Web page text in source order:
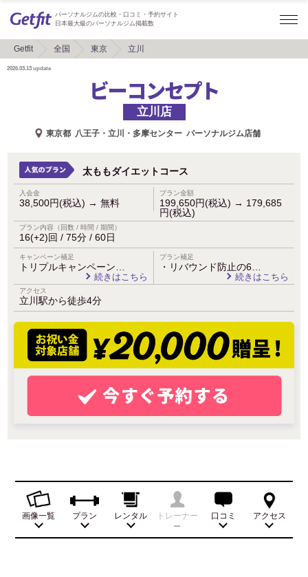
パーソナルジムの比較・口コミ・予約サイト
日本最大級のパーソナルジム掲載数
Getfit 全国 東京 立川
2026.03.13 update
ビーコンセプト
立川店
東京都 八王子・立川・多摩センター パーソナルジム店舗
太ももダイエットコース
入会金
38,500円(税込) → 無料
プラン金額
199,650円(税込) → 179,685
円(税込)
プラン内容（回数 / 時間 / 期間）
16(+2)回 / 75分 / 60日
キャンペーン補足
トリプルキャンペーン…
続きはこちら
プラン補足
・リバウンド防止の6…
続きはこちら
アクセス
立川駅から徒歩4分
画像一覧 プラン レンタル トレーナー 口コミ アクセス